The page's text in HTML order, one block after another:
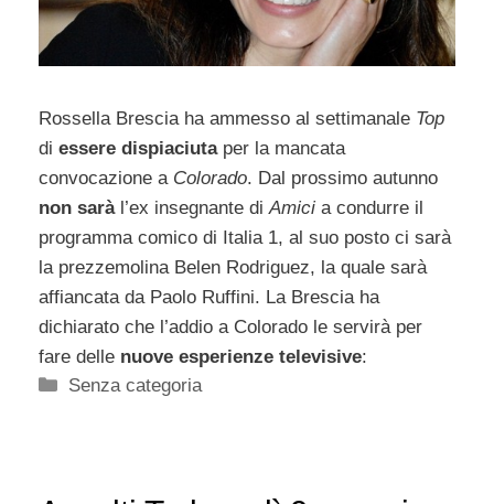
Rossella Brescia ha ammesso al settimanale Top
di essere dispiaciuta per la mancata
convocazione a Colorado. Dal prossimo autunno
non saràl’ex insegnante diAmici a condurre il
programma comico di Italia 1, al suo posto ci sarà
la prezzemolina Belen Rodriguez, la quale sarà
affiancata da Paolo Ruffini. La Brescia ha
dichiarato che l’addio a Colorado le servirà per
fare delle nuove esperienze televisive:
Categorie
Senza categoria